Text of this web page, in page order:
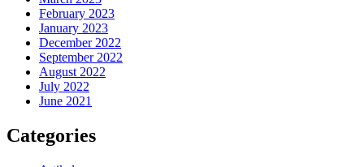
February 2023
January 2023
December 2022
September 2022
August 2022
July 2022
June 2021
Categories